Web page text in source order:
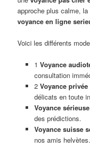
approche plus calme, la
voyance en ligne
Voici les différents
1 Voyance
consultation
2 Voyance
délicats en toute
Voyance
des prédictions.
Voyance suisse
nos amis helvètes.